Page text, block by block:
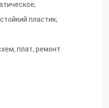
;
пластик;
плат, ремонт